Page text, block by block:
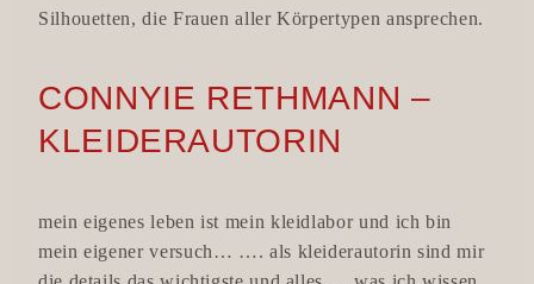
Silhouetten, die Frauen aller Körpertypen ansprechen.
CONNYIE RETHMANN –
KLEIDERAUTORIN
mein eigenes leben ist mein kleidlabor und ich bin
mein eigener versuch… …. als kleiderautorin sind mir